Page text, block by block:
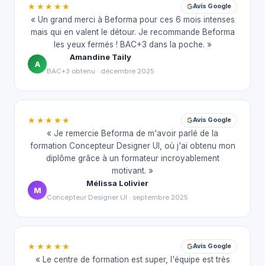
★★★★★ Avis Google
« Un grand merci à Beforma pour ces 6 mois intenses
mais qui en valent le détour. Je recommande Beforma
les yeux fermés ! BAC+3 dans la poche. »
A
Amandine Taily
BAC+3 obtenu · décembre 2025
★★★★★ Avis Google
« Je remercie Beforma de m'avoir parlé de la
formation Concepteur Designer UI, où j'ai obtenu mon
diplôme grâce à un formateur incroyablement
motivant. »
M
Mélissa Lolivier
Concepteur Designer UI · septembre 2025
★★★★★ Avis Google
« Le centre de formation est super, l'équipe est très